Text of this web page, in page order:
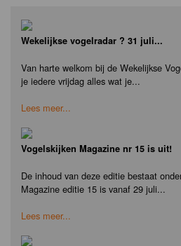
Wekelijkse vogelradar ? 31 juli...
Van harte welkom bij de Wekelijkse
je iedere vrijdag alles wat je...
Lees meer...
Vogelskijken Magazine nr 15 is uit!
De inhoud van deze editie bestaat
Magazine editie 15 is vanaf 29 juli...
Lees meer...